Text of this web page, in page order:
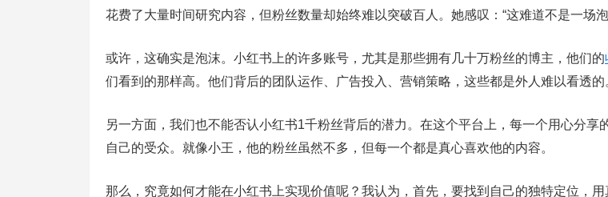
花费了大量时间研究内容，但粉丝数量却始终难以突破百人。她感叹：“这难道不是一场
或许，这确实是泡沫。小红书上的许多账号，尤其是那些拥有几十万粉丝的博主，他们的
们看到的那样高。他们背后的团队运作、广告投入、营销策略，这些都是外人难以看透的
另一方面，我们也不能否认小红书1千粉丝背后的潜力。在这个平台上，每一个用心分享
自己的受众。就像小王，他的粉丝虽然不多，但每一个都是真心喜欢他的内容。
那么，究竟如何才能在小红书上实现价值呢？我认为，首先，要找到自己的独特定位，